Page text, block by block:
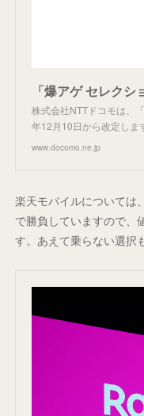
株式会社NTTドコモは、
年12月10日から改定しま
www.docomo.ne.jp
楽天モバイルについては
で勝負していますので、
す。あえて乗らない選択